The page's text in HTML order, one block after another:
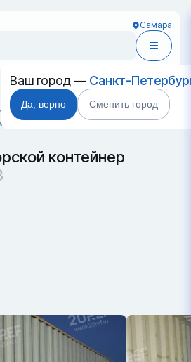
Самара
Ваш город — Санкт-
Да, верно Сменить город
морские контейнеры
MOFU 670990-3
контейнер